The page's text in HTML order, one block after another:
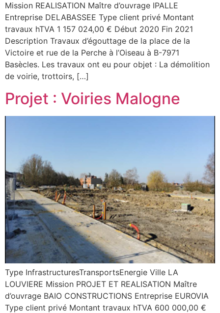
Mission REALISATION Maître d’ouvrage IPALLE
Entreprise DELABASSEE Type client privé Montant
travaux hTVA 1 157 024,00 € Début 2020 Fin 2021
Description Travaux d’égouttage de la place de la
Victoire et rue de la Perche à l’Oiseau à B-7971
Basècles. Les travaux ont eu pour objet : La démolition
de voirie, trottoirs, […]
Projet : Voiries Malogne
Type InfrastructuresTransportsEnergie Ville LA
LOUVIERE Mission PROJET ET REALISATION Maître
d’ouvrage BAIO CONSTRUCTIONS Entreprise EUROVIA
Type client privé Montant travaux hTVA 600 000,00 €